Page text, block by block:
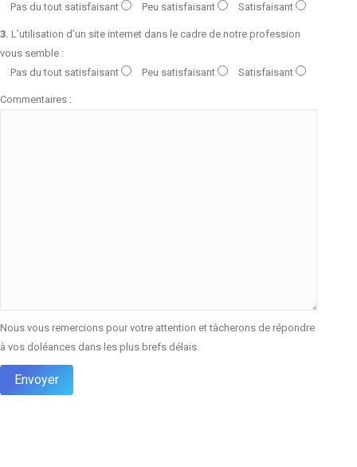
Pas du tout satisfaisant
Peu satisfaisant Satisfaisant
3. L’utilisation d’un site internet dans le cadre de notre profession
vous semble :
Pas du tout satisfaisant
Peu satisfaisant Satisfaisant
Commentaires :
Nous vous remercions pour votre attention et tâcherons de répondre
à vos doléances dans les plus brefs délais.